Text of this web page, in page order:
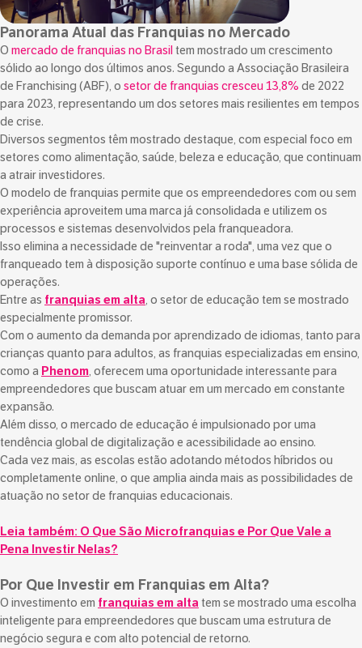
Panorama Atual das Franquias no Mercado
O mercado de franquias no Brasiltem mostrado um crescimento
sólido ao longo dos últimos anos. Segundo a Associação Brasileira
de Franchising (ABF), o setor de franquias cresceu 13,8% de 2022
para 2023, representando um dos setores mais resilientes em tempos
de crise.
Diversos segmentos têm mostrado destaque, com especial foco em
setores como alimentação, saúde, beleza e educação, que continuam
a atrair investidores.
O modelo de franquias permite que os empreendedores com ou sem
experiência aproveitem uma marca já consolidada e utilizem os
processos e sistemas desenvolvidos pela franqueadora.
Isso elimina a necessidade de "reinventar a roda", uma vez que o
franqueado tem à disposição suporte contínuo e uma base sólida de
operações.
Entre as franquias em alta, o setor de educação tem se mostrado
especialmente promissor.
Com o aumento da demanda por aprendizado de idiomas, tanto para
crianças quanto para adultos, as franquias especializadas em ensino,
como a Phenom, oferecem uma oportunidade interessante para
empreendedores que buscam atuar em um mercado em constante
expansão.
Além disso, o mercado de educação é impulsionado por uma
tendência global de digitalização e acessibilidade ao ensino.
Cada vez mais, as escolas estão adotando métodos híbridos ou
completamente online, o que amplia ainda mais as possibilidades de
atuação no setor de franquias educacionais.
Leia também: O Que São Microfranquias e Por Que Vale a
Pena Investir Nelas?
Por Que Investir em Franquias em Alta?
O investimento em franquias em alta tem se mostrado uma escolha
inteligente para empreendedores que buscam uma estrutura de
negócio segura e com alto potencial de retorno.